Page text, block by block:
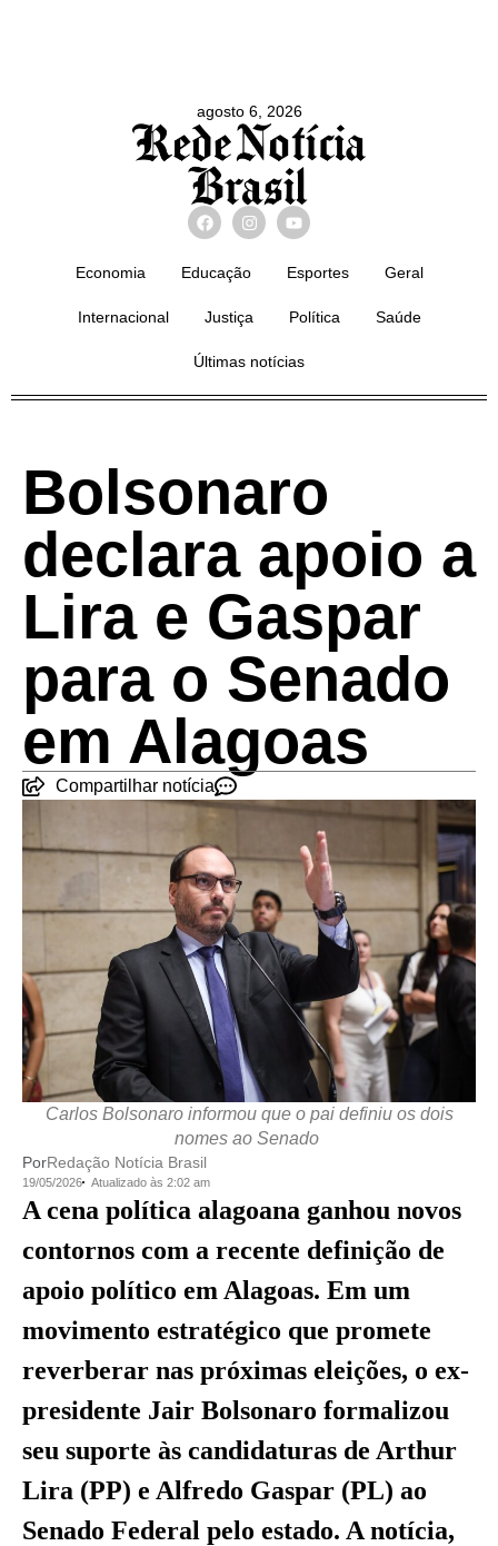
agosto 6, 2026
Economia Educação Esportes Geral
Internacional Justiça Política Saúde
Últimas notícias
Bolsonaro
declara apoio a
Lira e Gaspar
para o Senado
em Alagoas
Compartilhar notícia
Carlos Bolsonaro informou que o pai definiu os dois
nomes ao Senado
PorRedação Notícia Brasil
19/05/2026 Atualizado às 2:02 am
A cena política alagoana ganhou novos
contornos com a recente definição de
apoio político em Alagoas. Em um
movimento estratégico que promete
reverberar nas próximas eleições, o ex-
presidente Jair Bolsonaro formalizou
seu suporte às candidaturas de Arthur
Lira (PP) e Alfredo Gaspar (PL) ao
Senado Federal pelo estado. A notícia,